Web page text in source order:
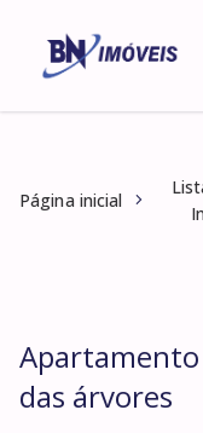
Página inicial
das árvores